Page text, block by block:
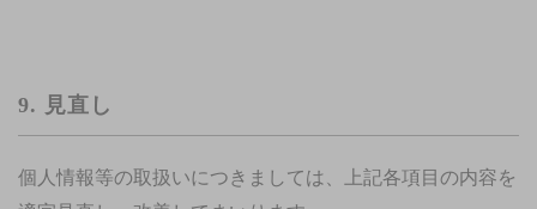
9. 見直し
個人情報等の取扱いにつきましては、上記各項目の内容を